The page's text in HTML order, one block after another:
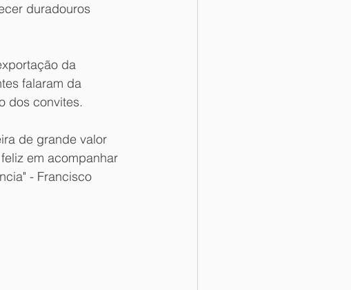
duradouros
da
falaram da
dos convites.
de grande valor
em acompanhar
- Francisco